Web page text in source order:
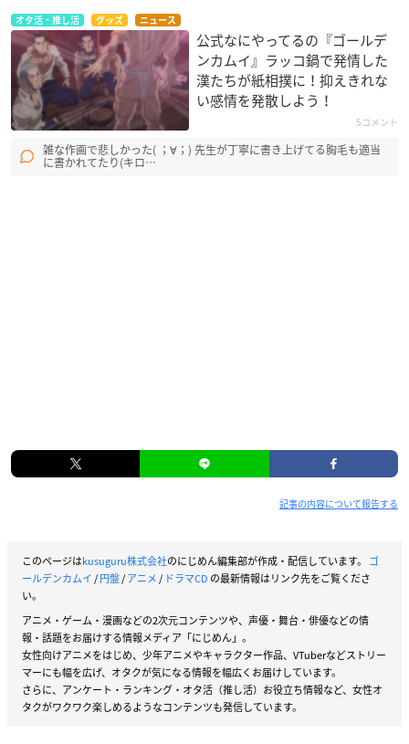
オタ活・推し活 グッズ ニュース
公式なにやってるの『ゴールデ
ンカムイ』ラッコ鍋で発情した
漢たちが紙相撲に！抑えきれな
い感情を発散しよう！
5コメント
雑な作画で悲しかった( ；∀；) 先生が丁寧に書き上げてる胸毛も適当
に書かれてたり(キロ…
記事の内容について報告する
このページはkusuguru株式会社のにじめん編集部が作成・配信しています。 ゴ
ールデンカムイ/円盤/アニメ/ ドラマCD の最新情報はリンク先をご覧くださ
い。
アニメ・ゲーム・漫画などの2次元コンテンツや、声優・舞台・俳優などの情
報・話題をお届けする情報メディア「にじめん」。
女性向けアニメをはじめ、少年アニメやキャラクター作品、VTuberなどストリー
マーにも幅を広げ、オタクが気になる情報を幅広くお届けしています。
さらに、アンケート・ランキング・オタ活（推し活）お役立ち情報など、女性オ
タクがワクワク楽しめるようなコンテンツも発信しています。